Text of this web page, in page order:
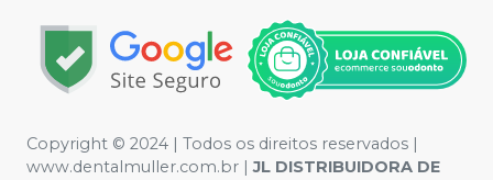
Copyright © 2024 | Todos os direitos reservados |
www.dentalmuller.com.br |JL DISTRIBUIDORA DE